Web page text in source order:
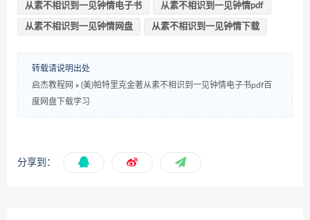
从素不相识到一见钟情电子书 从素不相识到一见钟情pdf
从素不相识到一见钟情网盘 从素不相识到一见钟情下载
转载请说明出处
启杰教程网 » (美)帕特里克金著从素不相识到一见钟情电子书pdf百
度网盘下载学习
分享到：